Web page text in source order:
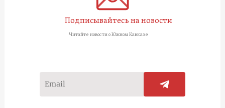
Подписывайтесь на новости
Читайте новости о Южном Кавказе